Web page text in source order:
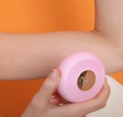
畅销产品
预计送达日期8/8/26
预计送达日期8/8/26
预计送达日期8/11/26
预计送达日期8/8/26